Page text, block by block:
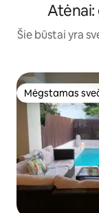
Atėnai:
Šie būstai yra
Mėgstamas
Mėgstamas